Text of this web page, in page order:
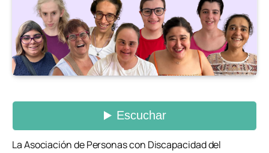
La Asociación de Personas con Discapacidad del